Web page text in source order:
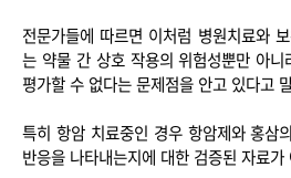
전문가들에 따르면 이처럼 병원치료와
는 약물 간 상호 작용의 위험성뿐만 아
평가할 수 없다는 문제점을 안고 있다고
특히 항암 치료중인 경우 항암제와 홍삼
반응을 나타내는지에 대한 검증된 자료